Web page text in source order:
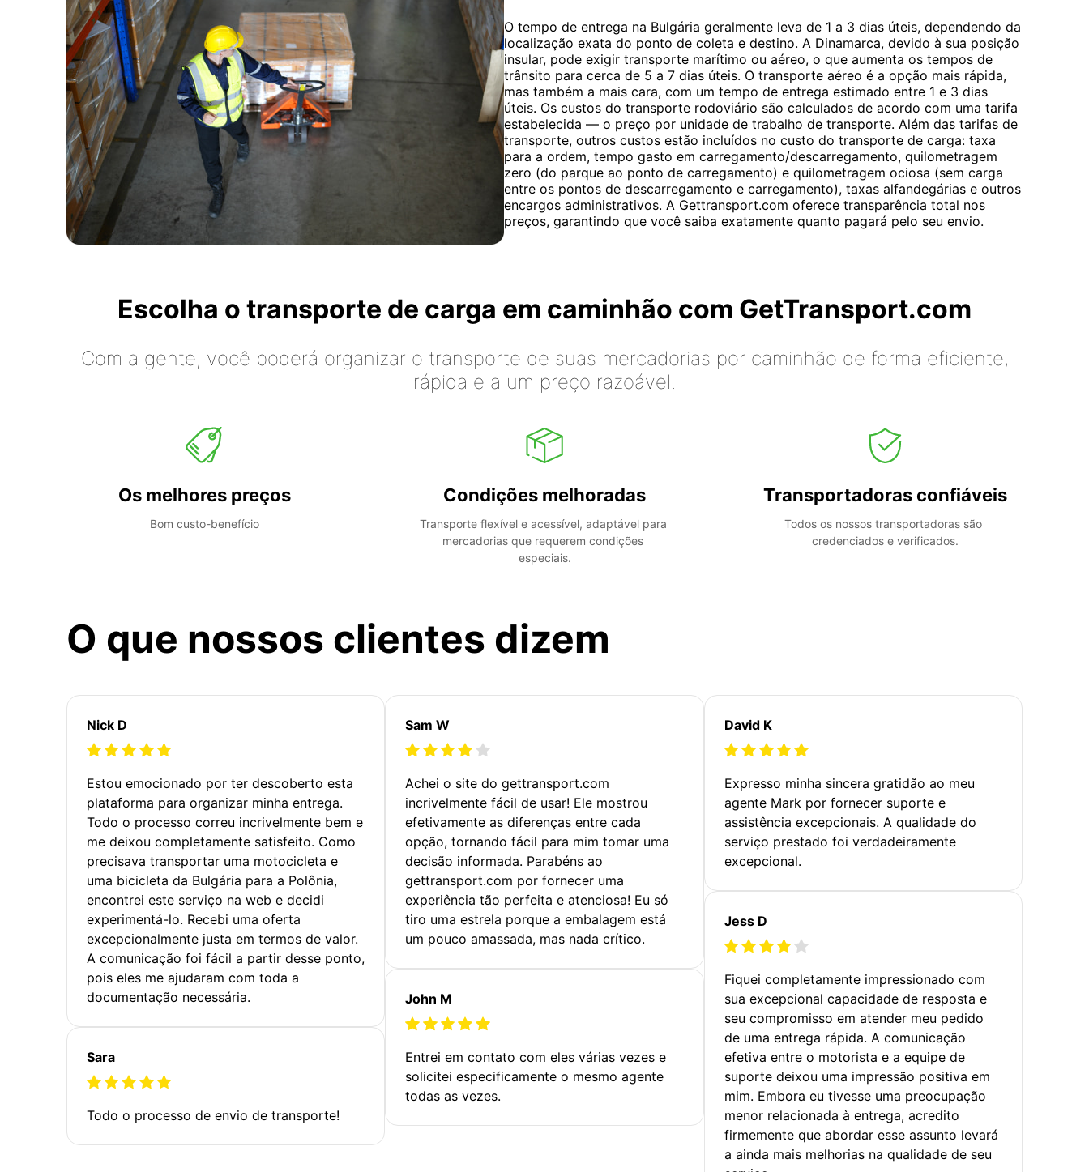
O tempo de entrega na Bulgária geralmente leva de 1 a 3 dias úteis, dependendo da
localização exata do ponto de coleta e destino. A Dinamarca, devido à sua posição
insular, pode exigir transporte marítimo ou aéreo, o que aumenta os tempos de
trânsito para cerca de 5 a 7 dias úteis. O transporte aéreo é a opção mais rápida,
mas também a mais cara, com um tempo de entrega estimado entre 1 e 3 dias
úteis. Os custos do transporte rodoviário são calculados de acordo com uma tarifa
estabelecida — o preço por unidade de trabalho de transporte. Além das tarifas de
transporte, outros custos estão incluídos no custo do transporte de carga: taxa
para a ordem, tempo gasto em carregamento/descarregamento, quilometragem
zero (do parque ao ponto de carregamento) e quilometragem ociosa (sem carga
entre os pontos de descarregamento e carregamento), taxas alfandegárias e outros
encargos administrativos. A Gettransport.com oferece transparência total nos
preços, garantindo que você saiba exatamente quanto pagará pelo seu envio.
Escolha o transporte de carga em caminhão com GetTransport.com
Com a gente, você poderá organizar o transporte de suas mercadorias por caminhão de forma eficiente,
rápida e a um preço razoável.
Os melhores preços
Bom custo-benefício
Condições melhoradas
Transporte flexível e acessível, adaptável para
mercadorias que requerem condições
especiais.
Transportadoras confiáveis
Todos os nossos transportadoras são
credenciados e verificados.
O que nossos clientes dizem
Nick D
Estou emocionado por ter descoberto esta
plataforma para organizar minha entrega.
Todo o processo correu incrivelmente bem e
me deixou completamente satisfeito. Como
precisava transportar uma motocicleta e
uma bicicleta da Bulgária para a Polônia,
encontrei este serviço na web e decidi
experimentá-lo. Recebi uma oferta
excepcionalmente justa em termos de valor.
A comunicação foi fácil a partir desse ponto,
pois eles me ajudaram com toda a
documentação necessária.
Sara
Todo o processo de envio de transporte!
Sam W
Achei o site do gettransport.com
incrivelmente fácil de usar! Ele mostrou
efetivamente as diferenças entre cada
opção, tornando fácil para mim tomar uma
decisão informada. Parabéns ao
gettransport.com por fornecer uma
experiência tão perfeita e atenciosa! Eu só
tiro uma estrela porque a embalagem está
um pouco amassada, mas nada crítico.
John M
Entrei em contato com eles várias vezes e
solicitei especificamente o mesmo agente
todas as vezes.
David K
Expresso minha sincera gratidão ao meu
agente Mark por fornecer suporte e
assistência excepcionais. A qualidade do
serviço prestado foi verdadeiramente
excepcional.
Jess D
Fiquei completamente impressionado com
sua excepcional capacidade de resposta e
seu compromisso em atender meu pedido
de uma entrega rápida. A comunicação
efetiva entre o motorista e a equipe de
suporte deixou uma impressão positiva em
mim. Embora eu tivesse uma preocupação
menor relacionada à entrega, acredito
firmemente que abordar esse assunto levará
a ainda mais melhorias na qualidade de seu